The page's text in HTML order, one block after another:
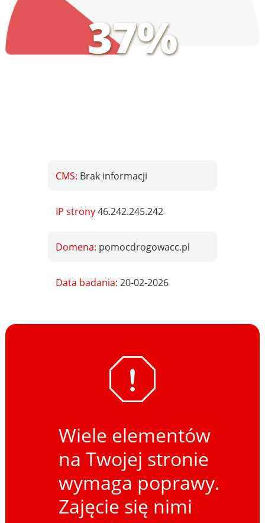
37%
CMS: Brak informacji
IP strony46.242.245.242
Domena: pomocdrogowacc.pl
Data badania:20-02-2026
Wiele elementów
na Twojej stronie
wymaga poprawy.
Zajęcie się nimi